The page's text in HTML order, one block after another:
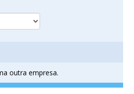
outra empresa.